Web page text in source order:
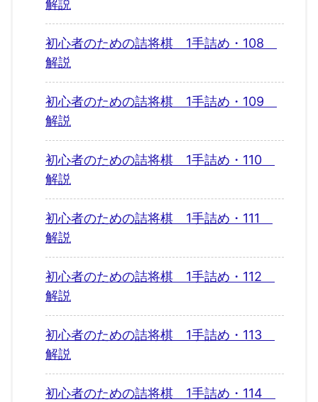
解説
初心者のための詰将棋 1手詰め・108
解説
初心者のための詰将棋 1手詰め・109
解説
初心者のための詰将棋 1手詰め・110
解説
初心者のための詰将棋 1手詰め・111
解説
初心者のための詰将棋 1手詰め・112
解説
初心者のための詰将棋 1手詰め・113
解説
初心者のための詰将棋 1手詰め・114